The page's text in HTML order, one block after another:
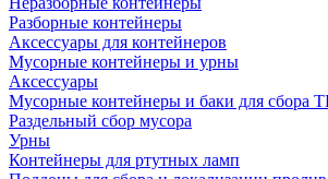
Разборные контейнеры
Аксессуары для контейнеров
Мусорные контейнеры и урны
Аксессуары
Мусорные контейнеры и баки для сбора
Раздельный сбор мусора
Урны
Контейнеры для ртутных ламп